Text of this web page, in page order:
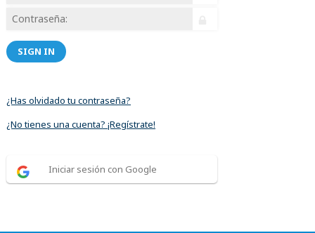
SIGN IN
¿Has olvidado tu contraseña?
¿No tienes una cuenta? ¡Regístrate!
Iniciar sesión con Google